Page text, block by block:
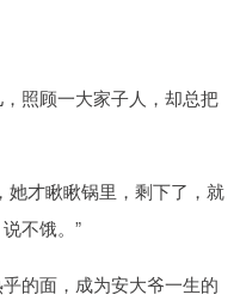
照顾一大家子人，却总把
她才瞅瞅锅里，剩下了，就
不饿。”
的面，成为安大爷一生的